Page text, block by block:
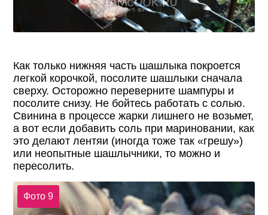
Как только нижняя часть шашлыка покроется
легкой корочкой, посолите шашлыки сначала
сверху. Осторожно переверните шампуры и
посолите снизу. Не бойтесь работать с солью.
Свинина в процессе жарки лишнего не возьмет,
а вот если добавить соль при мариновании, как
это делают лентяи (иногда тоже так «грешу»)
или неопытные шашлычники, то можно и
пересолить.
Фото 9